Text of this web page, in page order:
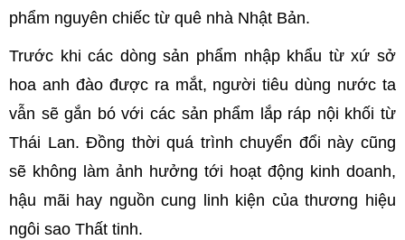
phẩm nguyên chiếc từ quê nhà Nhật Bản.
Trước khi các dòng sản phẩm nhập khẩu từ xứ sở
hoa anh đào được ra mắt, người tiêu dùng nước ta
vẫn sẽ gắn bó với các sản phẩm lắp ráp nội khối từ
Thái Lan. Đồng thời quá trình chuyển đổi này cũng
sẽ không làm ảnh hưởng tới hoạt động kinh doanh,
hậu mãi hay nguồn cung linh kiện của thương hiệu
ngôi sao Thất tinh.